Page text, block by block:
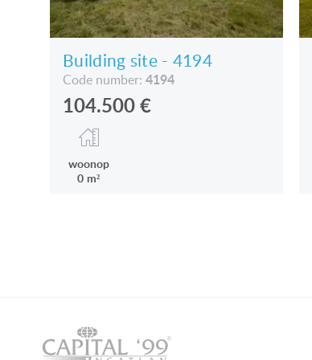
Building site - 4194
Code number: 4194
104.500€
woonop
0 m²